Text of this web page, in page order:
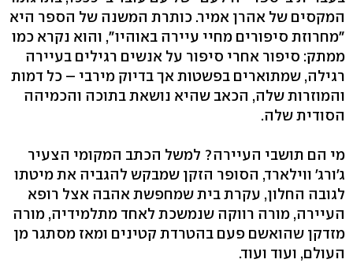
המקסים של אהרן אמיר. כותרת המשנה של הספר היא
"מחרוזת סיפורים מחיי עיירה באוהיו", והוא נקרא כמו
ממתק: סיפור אחרי סיפור על אנשים רגילים בעיירה
רגילה, שמתוארים בפשטות אך בדיוק מירבי – כל דמות
והמוזרות שלה, הכאב שהיא נושאת בתוכה והכמיהה
הסודית שלה.
מי הם תושבי העיירה? למשל הכתב המקומי הצעיר
ג'ורג' ווילארד, הסופר הזקן שמבקש להגביה את מיטתו
לגובה החלון, עקרת בית שמחפשת אהבה אצל רופא
העיירה, מורה רווקה שנמשכת לאחד מתלמידיה, מורה
מזדקן שהואשם פעם בהטרדת קטינים ומאז מסתגר מן
העולם, ועוד ועוד.